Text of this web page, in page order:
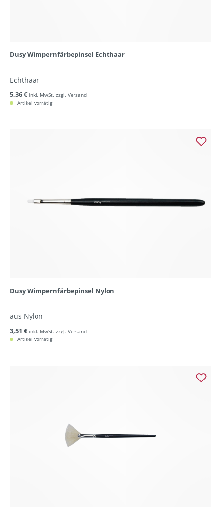
Dusy Wimpernfärbepinsel Echthaar
Echthaar
5,36 € inkl. MwSt. zzgl. Versand
Artikel vorrätig
Dusy Wimpernfärbepinsel Nylon
aus Nylon
3,51 € inkl. MwSt. zzgl. Versand
Artikel vorrätig